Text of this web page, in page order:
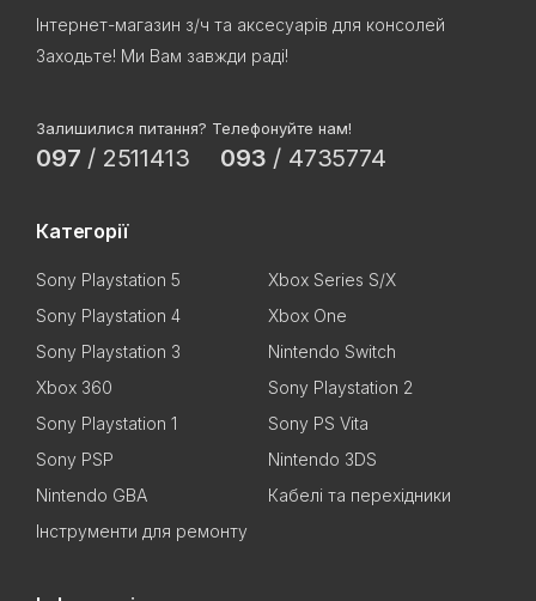
Інтернет-магазин з/ч та аксесуарів для консолей
Заходьте! Ми Вам завжди раді!
Залишилися питання? Телефонуйте нам!
097 / 2511413 093 / 4735774
Категорії
Sony Playstation 5
Xbox Series S/X
Sony Playstation 4
Xbox One
Sony Playstation 3
Nintendo Switch
Xbox 360
Sony Playstation 2
Sony Playstation 1
Sony PS Vita
Sony PSP
Nintendo 3DS
Nintendo GBA
Кабелі та перехідники
Інструменти для ремонту